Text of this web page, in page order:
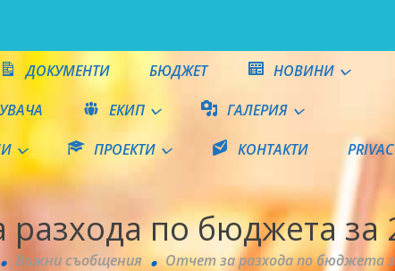
ДОКУМЕНТИ БЮДЖЕТ
НОВИНИ
ЕКИП
ГАЛЕРИЯ
ПРОЕКТИ КОНТАКТИ
разхода по бюджета за
Важни съобщения Отчет за разхода по бюджета